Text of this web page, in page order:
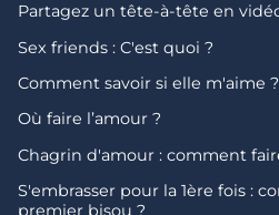
Partagez un tête-à-tête en
Sex friends : C'est quoi ?
Comment savoir si elle m'aime ?
Où faire l’amour ?
Chagrin d'amour : comment
S'embrasser pour la 1ère fois :
premier bisou ?